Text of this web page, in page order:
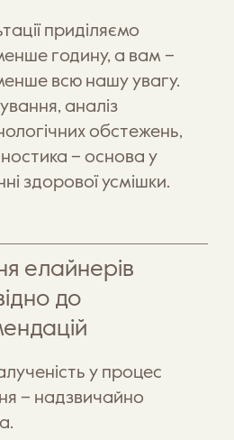
приділяємо
годину, а вам –
всю нашу увагу.
аналіз
обстежень,
– основа у
здорової усмішки.
елайнерів
до
у процес
– надзвичайно